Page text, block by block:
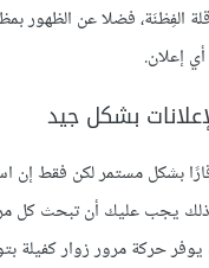
الفِطْنَة، فضلا عن الظهور
إعلان.
بشكل جيد
بشكل مستمر لكن فقط إن
ذلك يجب عليك أن تبحث كل
حركة مرور زوار كفيلة